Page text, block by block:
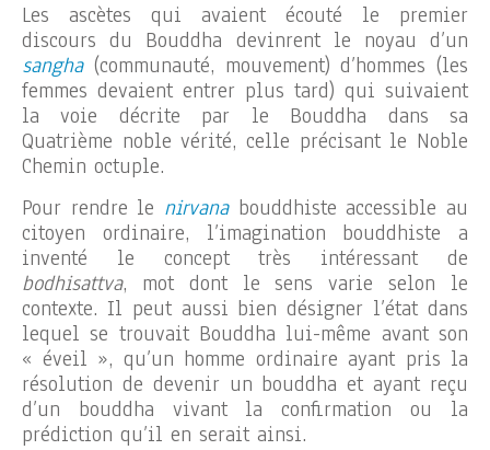
Les ascètes qui avaient écouté le premier
discours du Bouddha devinrent le noyau d’un
sangha (communauté, mouvement) d’hommes (les
femmes devaient entrer plus tard) qui suivaient
la voie décrite par le Bouddha dans sa
Quatrième noble vérité, celle précisant le Noble
Chemin octuple.
Pour rendre le nirvanabouddhiste accessible au
citoyen ordinaire, l’imagination bouddhiste a
inventé le concept très intéressant de
bodhisattva, mot dont le sens varie selon le
contexte. Il peut aussi bien désigner l’état dans
lequel se trouvait Bouddha lui-même avant son
« éveil », qu’un homme ordinaire ayant pris la
résolution de devenir un bouddha et ayant reçu
d’un bouddha vivant la confirmation ou la
prédiction qu’il en serait ainsi.